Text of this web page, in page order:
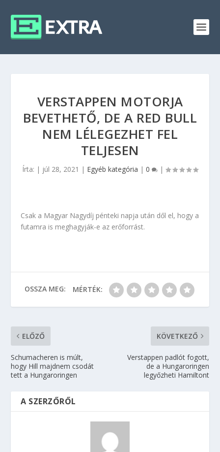
VERSTAPPEN MOTORJA
BEVETHETŐ, DE A RED BULL
NEM LÉLEGEZHET FEL
TELJESEN
Írta: | júl 28, 2021 | Egyéb kategória | 0 |
Csak a Magyar Nagydíj pénteki napja után dől el, hogy a
futamra is meghagyják-e az erőforrást.
OSSZA MEG: MÉRTÉK:
ELŐZŐ
Schumacheren is múlt,
hogy Hill majdnem csodát
tett a Hungaroringen
KÖVETKEZŐ
Verstappen padlót fogott,
de a Hungaroringen
legyőzheti Hamiltont
A SZERZŐRŐL